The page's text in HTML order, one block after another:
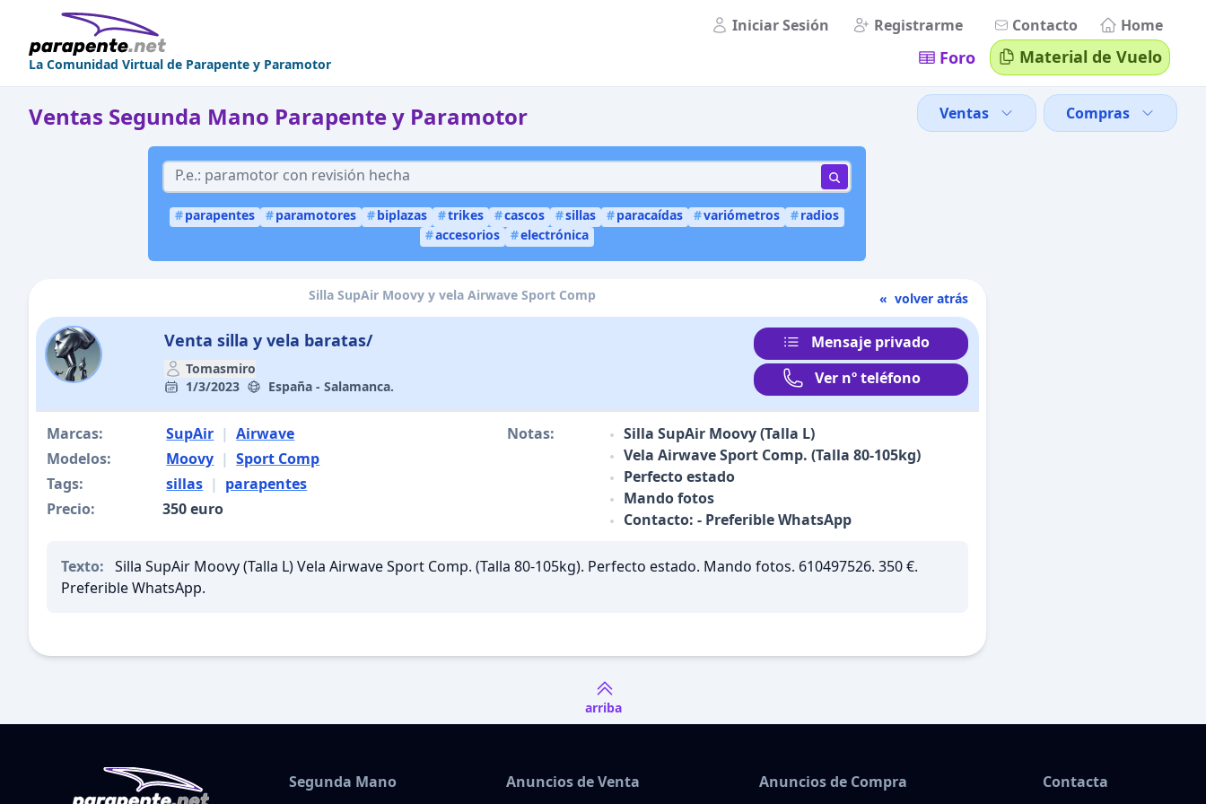
La Comunidad Virtual de Parapente y Paramotor
Iniciar Sesión Registrarme Contacto Home
Foro Material de Vuelo
Ventas Segunda Mano Parapente y Paramotor Ventas Compras
#parapentes #paramotores #biplazas #trikes #cascos #sillas #paracaídas #variómetros #radios
#accesorios #electrónica
Silla SupAir Moovy y vela Airwave Sport Comp « volver atrás
Venta silla y vela baratas/
Tomasmiro
1/3/2023
España - Salamanca.
Mensaje privado
Ver nº teléfono
Marcas: SupAir | Airwave
Modelos:
Moovy | Sport Comp
Tags:
sillas | parapentes
Precio:
350 euro
Notas:
Silla SupAir Moovy (Talla L)
Vela Airwave Sport Comp. (Talla 80-105kg)
Perfecto estado
Mando fotos
Contacto: - Preferible WhatsApp
Texto: Silla SupAir Moovy (Talla L) Vela Airwave Sport Comp. (Talla 80-105kg). Perfecto estado. Mando fotos. 610497526. 350 €.
Preferible WhatsApp.
arriba
Segunda Mano
Anuncios de Venta
Anuncios de Compra
Contacta